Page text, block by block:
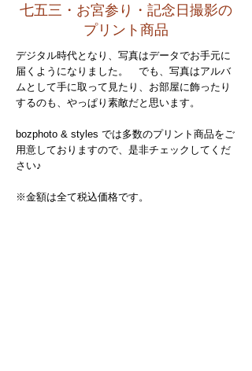
七五三・お宮参り・記念日撮影の
プリント商品
デジタル時代となり、写真はデータでお手元に
届くようになりました。 でも、写真はアルバ
ムとして手に取って見たり、お部屋に飾ったり
するのも、やっぱり素敵だと思います。
bozphoto & styles では多数のプリント商品をご
用意しておりますので、是非チェックしてくだ
さい♪
​※金額は全て税込価格です。